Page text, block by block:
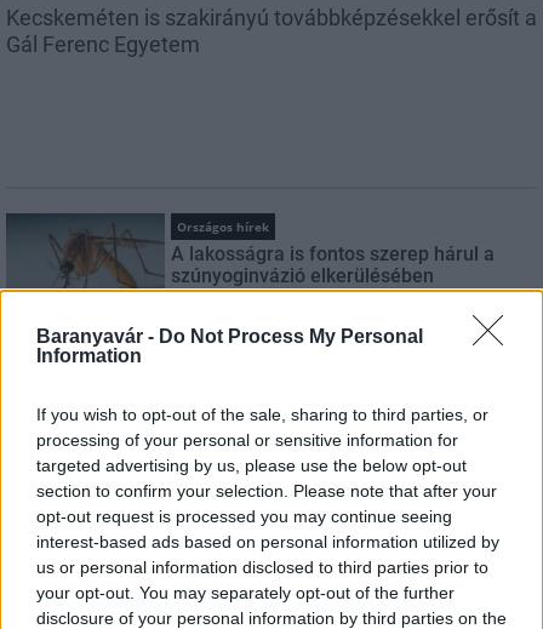
Baranyavár - Do Not Process My Personal
Information
If you wish to opt-out of the sale, sharing to third parties, or
processing of your personal or sensitive information for
targeted advertising by us, please use the below opt-out
section to confirm your selection. Please note that after your
opt-out request is processed you may continue seeing
interest-based ads based on personal information utilized by
us or personal information disclosed to third parties prior to
your opt-out. You may separately opt-out of the further
disclosure of your personal information by third parties on the
Kecskeméten is szakirányú továbbképzésekkel erősít a
Gál Ferenc Egyetem
Országos hírek
A lakosságra is fontos szerep hárul a
szúnyoginvázió elkerülésében
az energiakrízis kezelésére
Országos hírek
Miért éri meg Afrikában utat építeni?
Minden, amit a GED Afrika projektről
tudni kell